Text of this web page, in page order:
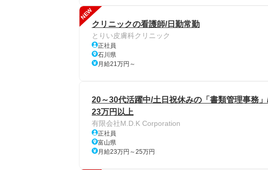
NEW
クリニックの看護師/日勤常勤
とりい皮膚科クリニック
正社員
石川県
月給21万円～
20～30代活躍中/土日祝休みの「書類管理事務
23万円以上
有限会社M.D.K Corporation
正社員
富山県
月給23万円～25万円